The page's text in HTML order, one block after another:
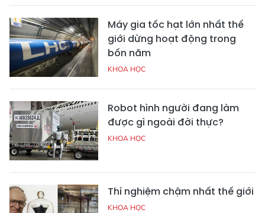
Máy gia tốc hạt lớn nhất thế
giới dừng hoạt động trong
bốn năm
KHOA HỌC
Robot hình người đang làm
được gì ngoài đời thực?
KHOA HỌC
Thí nghiệm chậm nhất thế giới
KHOA HỌC